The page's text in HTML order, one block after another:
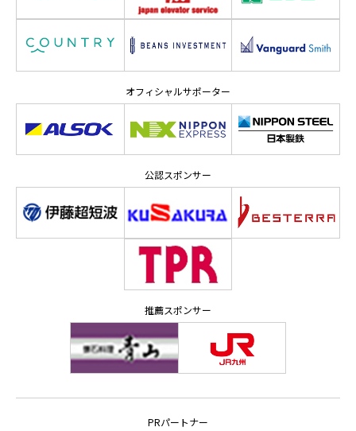
オフィシャルサポーター
公認スポンサー
推薦スポンサー
PRパートナー